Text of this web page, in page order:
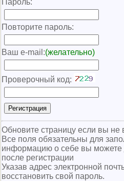
Пароль:
Повторите пароль:
Ваш e-mail:(желательно)
Проверочный код:
Обновите страницу если вы не
Все поля обязательны для
информацию о себе вы можете
после регистрации
Указав адрес электронной
восстановить свой пароль.